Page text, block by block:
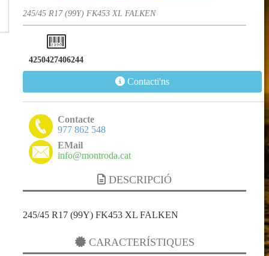
245/45 R17 (99Y) FK453 XL FALKEN
4250427406244
Contacti'ns
Contacte
977 862 548
EMail
info@montroda.cat
DESCRIPCIÓ
245/45 R17 (99Y) FK453 XL FALKEN
CARACTERÍSTIQUES